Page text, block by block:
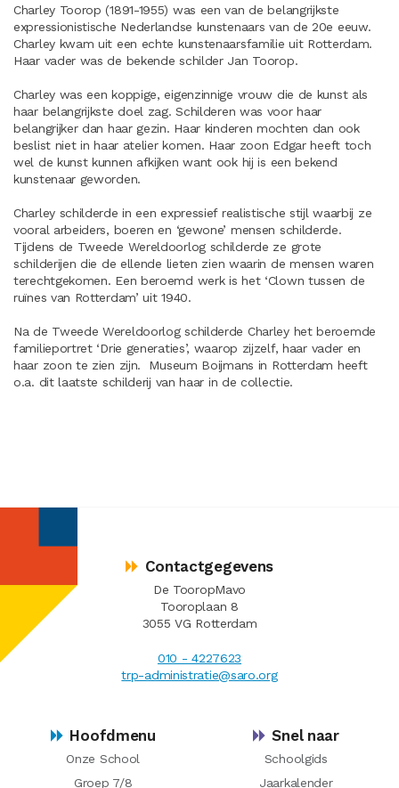
Charley Toorop (1891-1955) was een van de belangrijkste
expressionistische Nederlandse kunstenaars van de 20e eeuw.
Charley kwam uit een echte kunstenaarsfamilie uit Rotterdam.
Haar vader was de bekende schilder Jan Toorop.
Charley was een koppige, eigenzinnige vrouw die de kunst als
haar belangrijkste doel zag. Schilderen was voor haar
belangrijker dan haar gezin. Haar kinderen mochten dan ook
beslist niet in haar atelier komen. Haar zoon Edgar heeft toch
wel de kunst kunnen afkijken want ook hij is een bekend
kunstenaar geworden.
Charley schilderde in een expressief realistische stijl waarbij ze
vooral arbeiders, boeren en ‘gewone’ mensen schilderde.
Tijdens de Tweede Wereldoorlog schilderde ze grote
schilderijen die de ellende lieten zien waarin de mensen waren
terechtgekomen. Een beroemd werk is het ‘Clown tussen de
ruïnes van Rotterdam’ uit 1940.
Na de Tweede Wereldoorlog schilderde Charley het beroemde
familieportret ‘Drie generaties’, waarop zijzelf, haar vader en
haar zoon te zien zijn. Museum Boijmans in Rotterdam heeft
o.a. dit laatste schilderij van haar in de collectie.
Contactgegevens
De TooropMavo
Tooroplaan 8
3055 VG Rotterdam
010 - 4227623
trp-administratie@saro.org
Hoofdmenu
Onze School
Groep 7/8
Snel naar
Schoolgids
Jaarkalender